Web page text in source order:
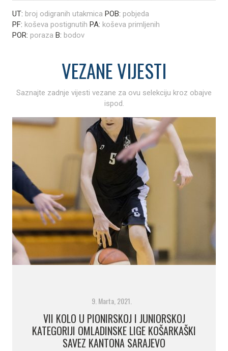
UT: broj odigranih utakmica POB: pobjeda
PF: koševa postignutih PA: koševa primljenih
POR: poraza B: bodov
VEZANEVIJESTI
Saznajte zadnje vijesti vezane za ovu selekciju kroz obajve
ispod.
9. Marta, 2021.
VII KOLO U PIONIRSKOJ I JUNIORSKOJ
KATEGORIJI OMLADINSKE LIGE KOŠARKAŠKI
SAVEZ KANTONA SARAJEVO